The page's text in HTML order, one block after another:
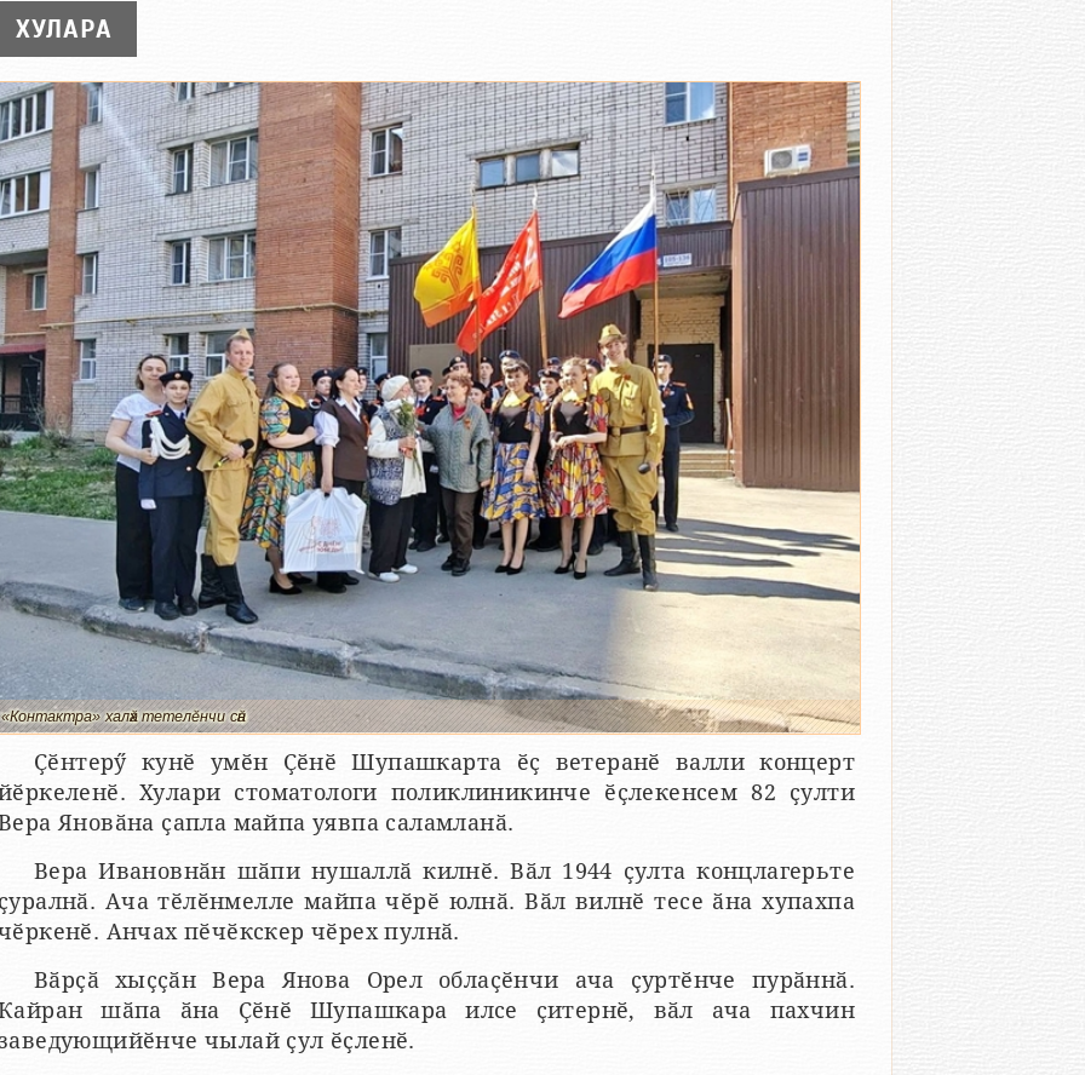
ХУЛАРА
«Контактра» халӑх тетелӗнчи сӑн
Ҫӗнтерӳ кунӗ умӗн Ҫӗнӗ Шупашкарта ӗҫ ветеранӗ валли концерт
Хулари стоматологи поликлиникинче ӗҫлекенсем 82 ҫулти
Яновӑна ҫапла майпа уявпа саламланӑ.
Вера Ивановнӑн шӑпи нушаллӑ килнӗ. Вӑл 1944 ҫулта концлагерьте
Ача тӗлӗнмелле майпа чӗрӗ юлнӑ. Вӑл вилнӗ тесе ӑна хупахпа
Анчах пӗчӗкскер чӗрех пулнӑ.
Вӑрҫӑ хыҫҫӑн Вера Янова Орел облаҫӗнчи ача ҫуртӗнче пурӑннӑ.
шӑпа ӑна Ҫӗнӗ Шупашкара илсе ҫитернӗ, вӑл ача пахчин
чылай ҫул ӗҫленӗ.